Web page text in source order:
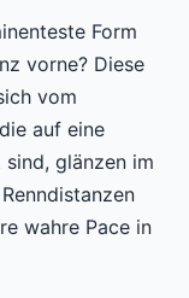
Form
vorne? Diese
vom
auf eine
glänzen im
wahre Pace in